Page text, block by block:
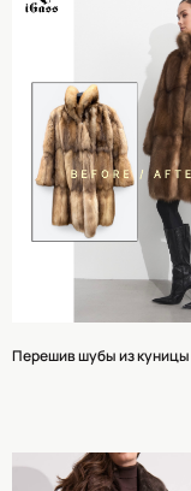
Перешив шубы из куницы